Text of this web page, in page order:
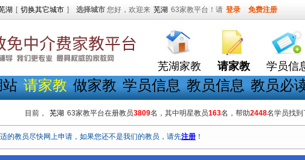
湖 [ 切换其它城市 ] 选择城市 您好，欢迎来 芜湖 63家教平台！请 登录 免费注册
芜湖家教 请家教 学员信
站 请家教 做家教 学员信息 教员信息 教员必
目前， 芜湖 63家教平台在册教员3809名，其中明星教员163名，帮助2448名学员找
的教员尽快网上申请，如果您还不是我们的教员，请先注册 ！